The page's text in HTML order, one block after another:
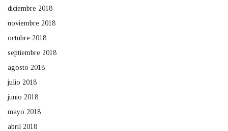
diciembre 2018
noviembre 2018
octubre 2018
septiembre 2018
agosto 2018
julio 2018
junio 2018
mayo 2018
abril 2018